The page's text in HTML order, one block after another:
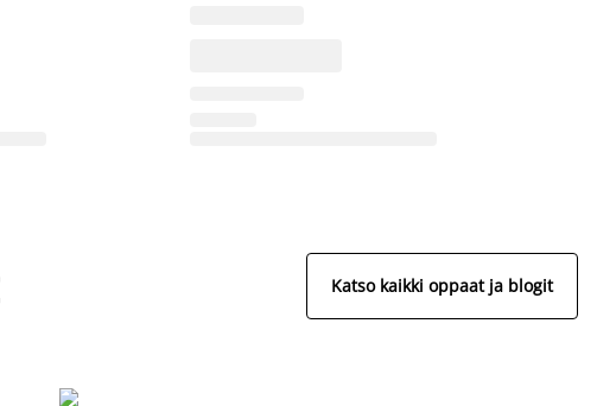
Katso kaikki oppaat ja blogit